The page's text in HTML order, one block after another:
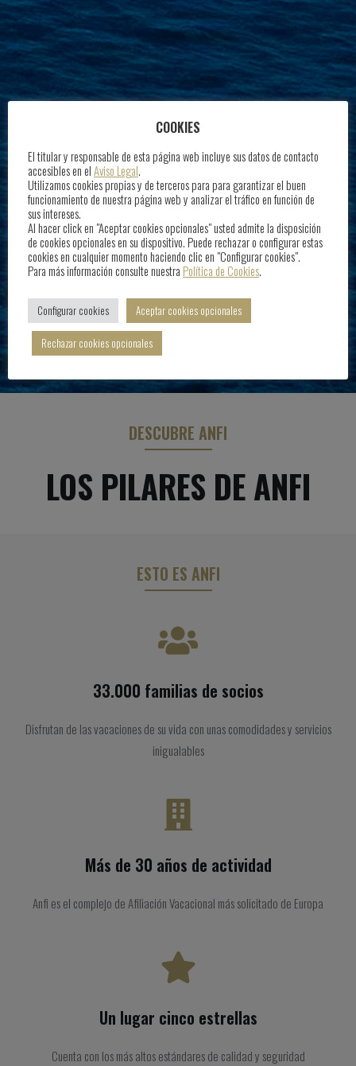
DESCUBRE ANFI
LOS PILARES DE ANFI
ESTO ES ANFI
33.000 familias de socios
Disfrutan de las vacaciones de su vida con unas comodidades y servicios
inigualables
Más de 30 años de actividad
Anfi es el complejo de Afiliación Vacacional más solicitado de Europa
Un lugar cinco estrellas
Cuenta con los más altos estándares de calidad y seguridad
COOKIES
El titular y responsable de esta página web incluye sus datos de contacto
accesibles en elAviso Legal.
Utilizamos cookies propias y de terceros para para garantizar el buen
funcionamiento de nuestra página web y analizar el tráfico en función de
sus intereses.
Al hacer click en "Aceptar cookies opcionales" usted admite la disposición
de cookies opcionales en su dispositivo. Puede rechazar o configurar estas
cookies en cualquier momento haciendo clic en "Configurar cookies".
Para más información consulte nuestra Política de Cookies.
Configurar cookies Aceptar cookies opcionales
Rechazar cookies opcionales